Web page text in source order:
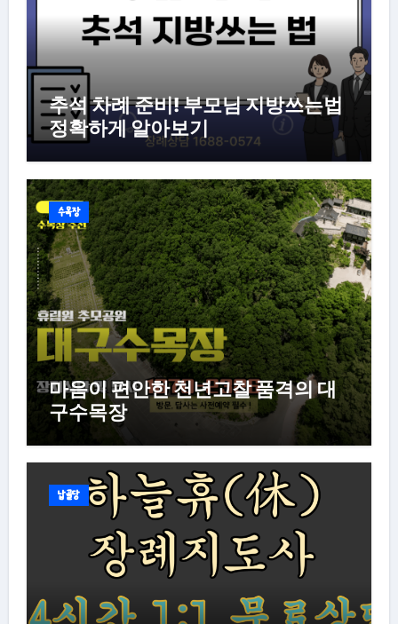
추석 차례 준비! 부모님 지방쓰는법
정확하게 알아보기
수목장
마음이 편안한 천년고찰 품격의 대
구수목장
납골당